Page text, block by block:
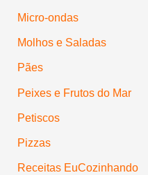
Micro-ondas
Molhos e Saladas
Pães
Peixes e Frutos do Mar
Petiscos
Pizzas
Receitas EuCozinhando